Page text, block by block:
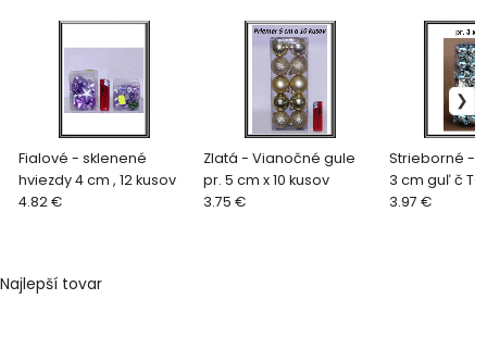
Fialové - sklenené
hviezdy 4 cm , 12 kusov
4.82 €
Zlatá - Vianočné gule
pr. 5 cm x 10 kusov
3.75 €
Strieborné -
3 cm guľ č
strieborné
3.97 €
Najlepší tovar